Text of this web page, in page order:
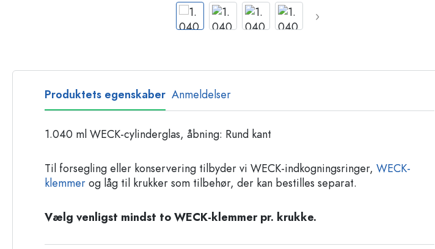
Glasflasker
Plastflasker
Produktets egenskaber Anmeldelser
1.040 ml WECK-cylinderglas, åbning: Rund kant
Til forsegling eller konservering tilbyder vi WECK-indkogningsringer, WECK-
klemmer og låg til krukker som tilbehør, der kan bestilles separat.
Vælg venligst mindst to WECK-klemmer pr. krukke.